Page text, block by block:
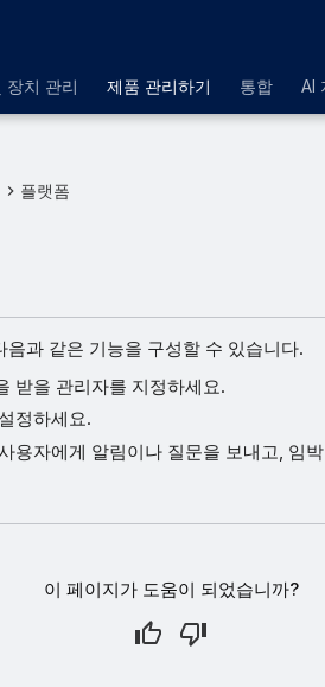
장치 관리 제품 관리하기 통합 AI
플랫폼
음과 같은 기능을 구성할 수 있습니다.
받을 관리자를 지정하세요.
정하세요.
용자에게 알림이나 질문을 보내고, 임
이 페이지가 도움이 되었습니까?